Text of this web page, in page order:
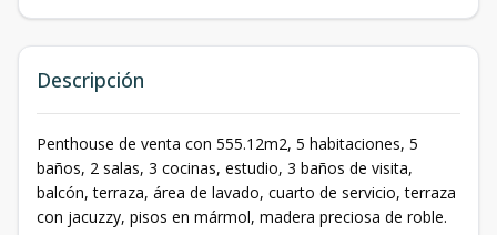
Descripción
Penthouse de venta con 555.12m2, 5 habitaciones, 5
baños, 2 salas, 3 cocinas, estudio, 3 baños de visita,
balcón, terraza, área de lavado, cuarto de servicio, terraza
con jacuzzy, pisos en mármol, madera preciosa de roble.